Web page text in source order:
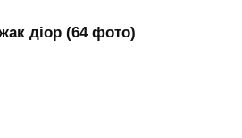
діор (64 фото)